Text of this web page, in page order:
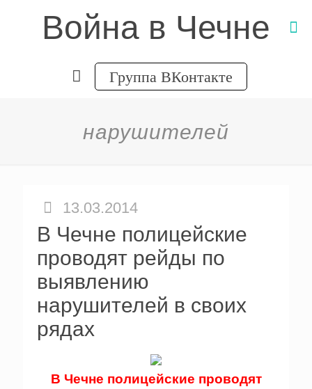
Война в Чечне
Группа ВКонтакте
нарушителей
13.03.2014
В Чечне полицейские
проводят рейды по
выявлению
нарушителей в своих
рядах
В Чечне полицейские проводят